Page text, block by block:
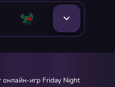
игр Friday Night